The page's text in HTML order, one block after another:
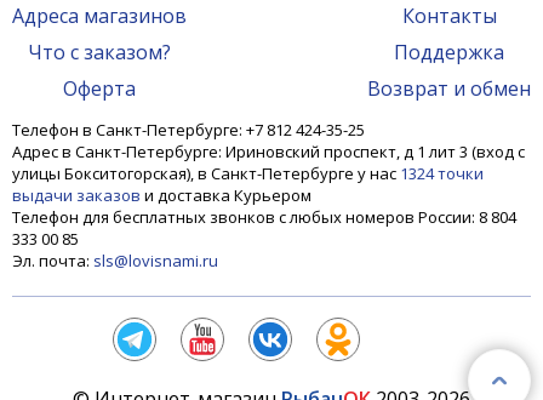
Адреса магазинов
Что с заказом?
Оферта
Контакты
Поддержка
Возврат и обмен
Телефон в Санкт-Петербурге: +7 812 424-35-25
Адрес в Санкт-Петербурге: Ириновский проспект, д 1 лит 3 (вход с
улицы Бокситогорская), в Санкт-Петербурге у нас 1324 точки
выдачи заказов и доставка Курьером
Телефон для бесплатных звонков с любых номеров России: 8 804
333 00 85
Эл. почта: sls@lovisnami.ru